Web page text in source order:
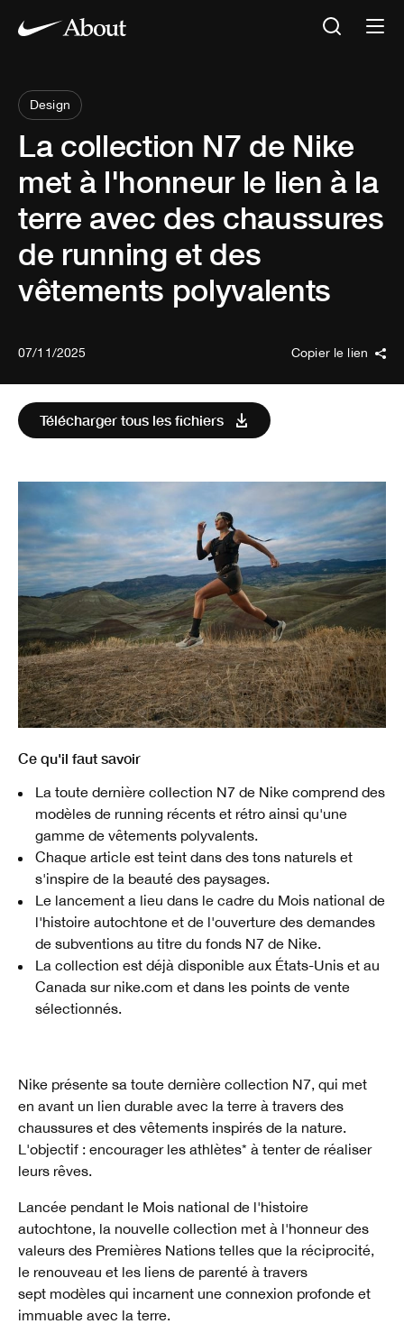
Design
La collection N7 de Nike
met à l'honneur le lien à la
terre avec des chaussures
de running et des
vêtements polyvalents
07/11/2025 Copier le lien
Télécharger tous les fichiers
Ce qu'il faut savoir
La toute dernière collection N7 de Nike comprend des
modèles de running récents et rétro ainsi qu'une
gamme de vêtements polyvalents.
Chaque article est teint dans des tons naturels et
s'inspire de la beauté des paysages.
Le lancement a lieu dans le cadre du Mois national de
l'histoire autochtone et de l'ouverture des demandes
de subventions au titre du fonds N7 de Nike.
La collection est déjà disponible aux États-Unis et au
Canada sur nike.com et dans les points de vente
sélectionnés.
Nike présente sa toute dernière collection N7, qui met
en avant un lien durable avec la terre à travers des
chaussures et des vêtements inspirés de la nature.
L'objectif : encourager les athlètes* à tenter de réaliser
leurs rêves.
Lancée pendant le Mois national de l'histoire
autochtone, la nouvelle collection met à l'honneur des
valeurs des Premières Nations telles que la réciprocité,
le renouveau et les liens de parenté à travers
sept modèles qui incarnent une connexion profonde et
immuable avec la terre.